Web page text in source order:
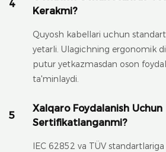
4
Kerakmi?
Quyosh kabellari uchun
yetarli. Ulagichning ergonomik
putur yetkazmasdan oson
ta'minlaydi.
5
Xalqaro Foydalanish Uchun
Sertifikatlanganmi?
IEC 62852 va TÜV